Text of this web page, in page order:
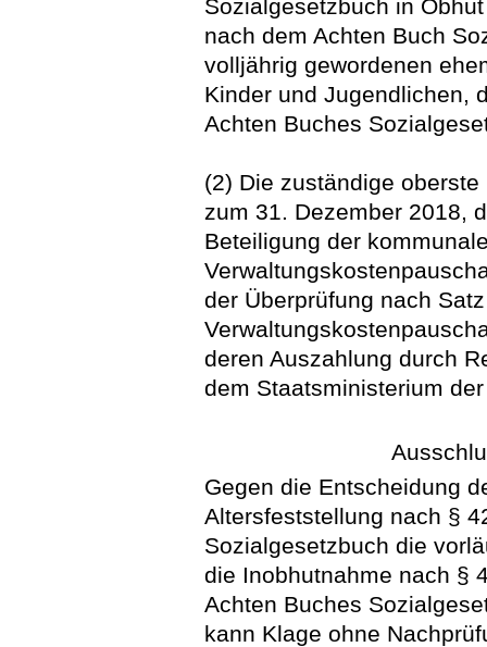
Sozialgesetzbuch in
nach dem Achten Buch
volljährig gewordenen
Kinder und Jugendlichen,
Achten Buches
(2) Die zuständige
zum 31. Dezember 2018,
Beteiligung der
der Überprüfung nach
deren Auszahlung durch
dem Staatsministerium
Gegen die Entscheidung
Altersfeststellung nach §
Sozialgesetzbuch die
die Inobhutnahme nach §
Achten Buches
kann Klage ohne